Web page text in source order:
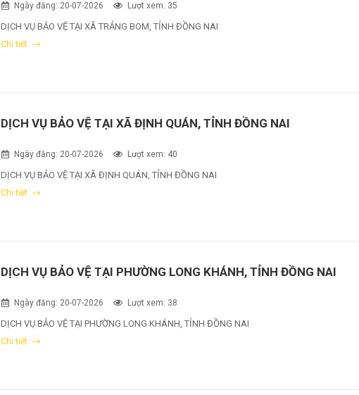
Ngày đăng: 20-07-2026 Lượt xem: 35
DỊCH VỤ BẢO VỆ TẠI XÃ TRẢNG BOM, TỈNH ĐỒNG NAI
Chi tiết
DỊCH VỤ BẢO VỆ TẠI XÃ ĐỊNH QUÁN, TỈNH ĐỒNG NAI
Ngày đăng: 20-07-2026 Lượt xem: 40
DỊCH VỤ BẢO VỆ TẠI XÃ ĐỊNH QUÁN, TỈNH ĐỒNG NAI
Chi tiết
DỊCH VỤ BẢO VỆ TẠI PHƯỜNG LONG KHÁNH, TỈNH ĐỒNG NAI
Ngày đăng: 20-07-2026 Lượt xem: 38
DỊCH VỤ BẢO VỆ TẠI PHƯỜNG LONG KHÁNH, TỈNH ĐỒNG NAI
Chi tiết